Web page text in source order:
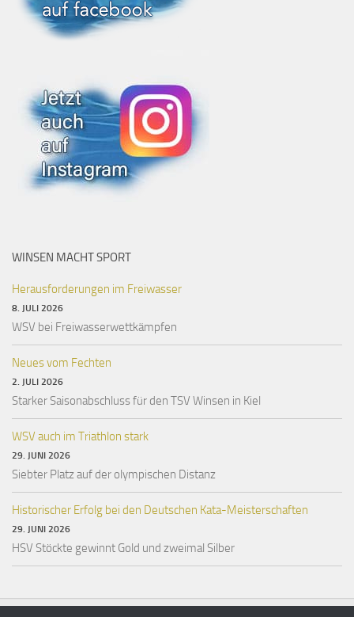
WINSEN MACHT SPORT
Herausforderungen im Freiwasser
8. JULI 2026
WSV bei Freiwasserwettkämpfen
Neues vom Fechten
2. JULI 2026
Starker Saisonabschluss für den TSV Winsen in Kiel
WSV auch im Triathlon stark
29. JUNI 2026
Siebter Platz auf der olympischen Distanz
Historischer Erfolg bei den Deutschen Kata-Meisterschaften
29. JUNI 2026
HSV Stöckte gewinnt Gold und zweimal Silber